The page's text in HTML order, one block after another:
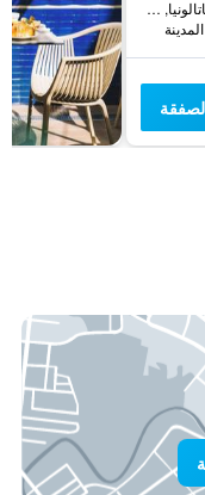
Diputació, 1, كليلة, كاتالونيا, أسبانيا